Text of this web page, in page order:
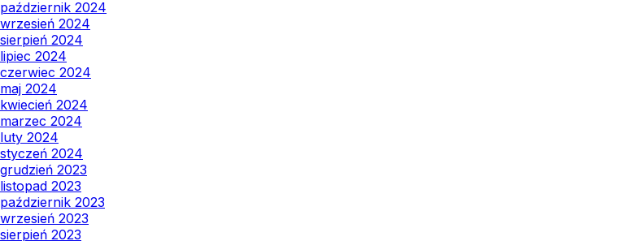
październik 2024
wrzesień 2024
sierpień 2024
lipiec 2024
czerwiec 2024
maj 2024
kwiecień 2024
marzec 2024
luty 2024
styczeń 2024
grudzień 2023
listopad 2023
październik 2023
wrzesień 2023
sierpień 2023